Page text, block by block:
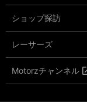
ショップ探訪
レーサーズ
Motorzチャンネル